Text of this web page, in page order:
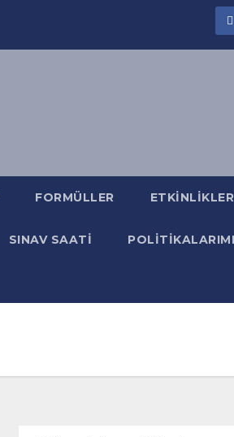
FORMÜLLER ETKINLIKLER
SINAV SAATI